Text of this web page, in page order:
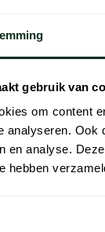
gebruik van
om content
analyseren. Ook
en analyse.
hebben
& Shark poloshirt
dit shirt een
duurzaam
genoeg om te
casual als
en voel het